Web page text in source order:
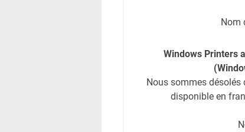
Nom
Windows Printers
Nous sommes désolés
disponible en